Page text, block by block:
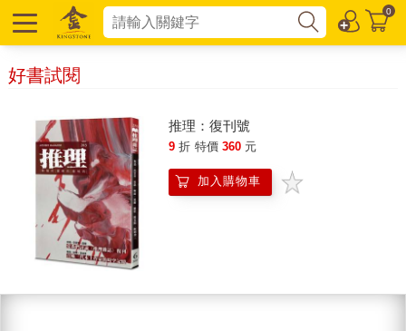
0
好書試閱
推理：復刊號
9 折 特價 360 元
加入購物車